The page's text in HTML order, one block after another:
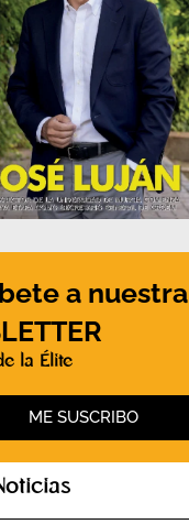
a nuestra
la Élite
ME SUSCRIBO